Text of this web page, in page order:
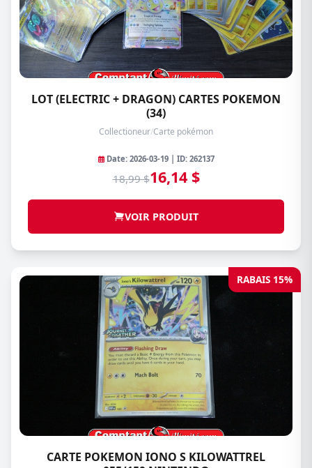
LOT (ELECTRIC + DRAGON) CARTES POKEMON
(34)
Collectioneur/Carte pokémon
Date: 2026-03-19 | ID: 262137
18,99 $16,14 $
VOIR PRODUIT
RABAIS 15%
CARTE POKEMON IONO S KILOWATTREL